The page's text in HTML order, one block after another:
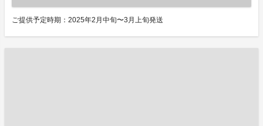
ご提供予定時期：2025年2月中旬〜3月上旬発送